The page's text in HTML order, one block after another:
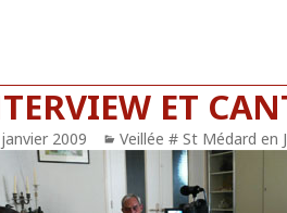
ET
2009 Catégories
Veillée # St Médard en